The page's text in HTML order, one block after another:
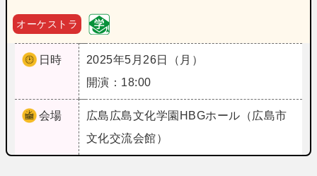
オーケストラ
日時
2025年5月26日（月）
開演：18:00
会場 広島 広島文化学園HBGホール（広島市
文化交流会館）